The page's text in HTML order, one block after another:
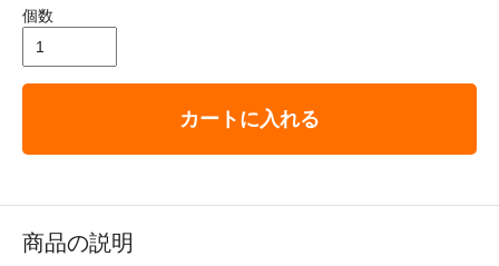
個数
カートに入れる
商品の説明